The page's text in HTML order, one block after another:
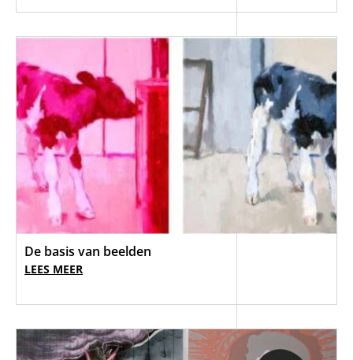
De basis van beelden
LEES MEER